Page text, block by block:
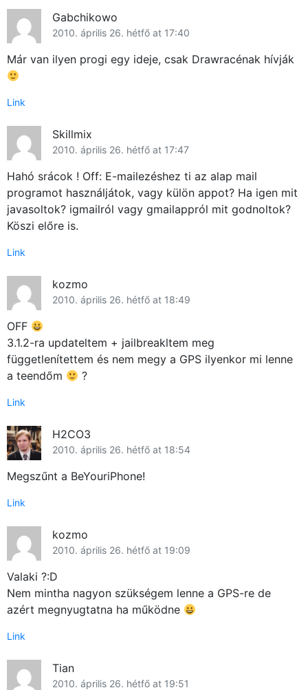
Gabchikowo
2010. április 26. hétfő at 17:40
Már van ilyen progi egy ideje, csak Drawracénak hívják
Link
Skillmix
2010. április 26. hétfő at 17:47
Hahó srácok ! Off: E-mailezéshez ti az alap mail
programot használjátok, vagy külön appot? Ha igen mit
javasoltok? igmailról vagy gmailappról mit godnoltok?
Köszi előre is.
Link
kozmo
2010. április 26. hétfő at 18:49
OFF
3.1.2-ra updateltem + jailbreakltem meg
függetlenítettem és nem megy a GPS ilyenkor mi lenne
a teendőm
?
Link
H2CO3
2010. április 26. hétfő at 18:54
Megszűnt a BeYouriPhone!
Link
kozmo
2010. április 26. hétfő at 19:09
Valaki ?:D
Nem mintha nagyon szükségem lenne a GPS-re de
azért megnyugtatna ha működne
Link
Tian
2010. április 26. hétfő at 19:51